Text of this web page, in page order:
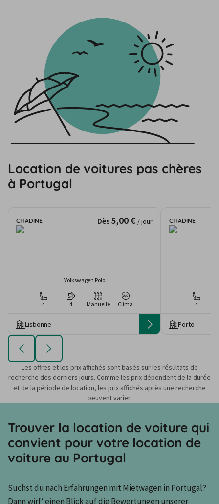
Location de voitures pas chères
à Portugal
CITADINE Dès 5,00 € / jour
Volkswagen Polo
4 4 Manuelle Clima
Lisbonne
CITADINE
4
Porto
Les offres et les prix affichés sont basés sur les résultats de
recherche des derniers jours. Comme les prix dépendent de la durée
et de la période de location, les prix affichés après une recherche
peuvent varier.
Trouver la location de voiture qui
convient pour votre location de
voiture au Portugal
Suchst du nach Erfahrungen mit Mietwagen in Portugal?
Dann wirf‘ einen Blick auf die Bewertungen unserer